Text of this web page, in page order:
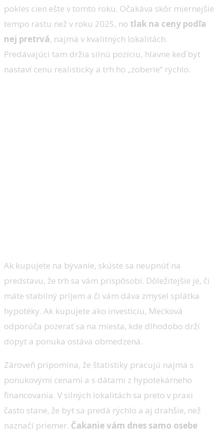
pokles cien ešte v tomto roku. Očakáva skôr miernejšie
tempo rastu než v roku 2025, no tlak na ceny podľa
nej pretrvá, najmä v kvalitných lokalitách.
Predávajúci tam držia silnú pozíciu, hlavne keď byt
nastaví cenu realisticky a trh ho „zoberie“ rýchlo.
Ak kupujete na bývanie, skúste sa neupnúť na
predstavu, že trh sa vám prispôsobí. Dôležitejšie je, či
máte stabilný príjem a či vám dáva zmysel splátka
hypotéky. Ak kupujete ako investíciu, Mecková
odporúča pozerať sa na miesta, kde dlhodobo drží
dopyt a ponuka ostáva obmedzená.
Zároveň pripomína, že štatistiky pracujú najmä s
ponukovými cenami a s dátami z hypotekárneho
financovania. V silných lokalitách sa preto v praxi
často stane, že byt sa predá rýchlo a aj drahšie, než
naznačí priemer. Čakanie vám dnes samo osebe